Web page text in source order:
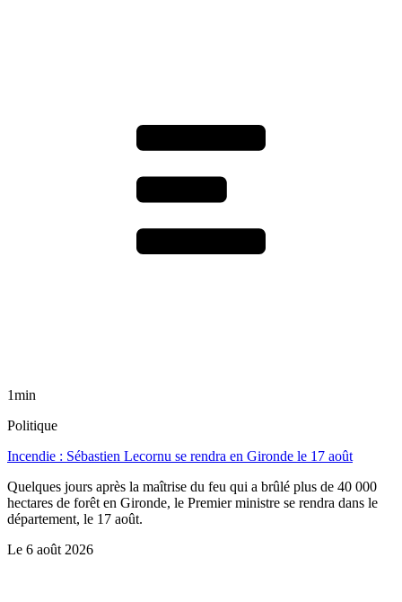
1min
Politique
Incendie : Sébastien Lecornu se rendra en Gironde le 17 août
Quelques jours après la maîtrise du feu qui a brûlé plus de 40 000
hectares de forêt en Gironde, le Premier ministre se rendra dans le
département, le 17 août.
Le 6 août 2026